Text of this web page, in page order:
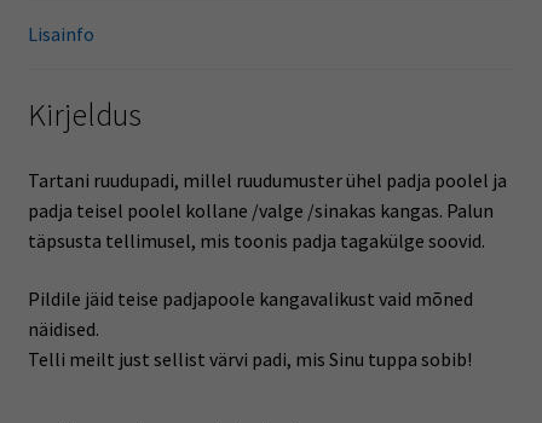
Lisainfo
Kirjeldus
Tartani ruudupadi, millel ruudumuster ühel padja poolel ja
padja teisel poolel kollane /valge /sinakas kangas. Palun
täpsusta tellimusel, mis toonis padja tagakülge soovid.
Pildile jäid teise padjapoole kangavalikust vaid mõned
näidised.
Telli meilt just sellist värvi padi, mis Sinu tuppa sobib!